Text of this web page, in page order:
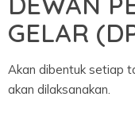
GELAR
Akan dibentuk setiap
akan dilaksanakan.